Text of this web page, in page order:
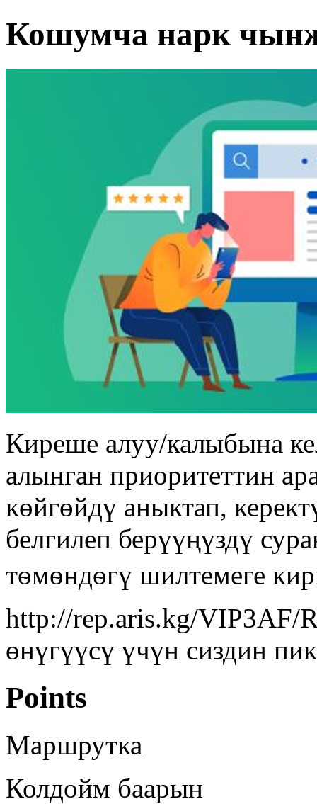
Кошумча нарк
Киреше алуу/калыбына
алынган приоритеттин
көйгөйдү аныктап,
белгилеп берүүңүздү
тѳмѳндѳгү шилтемеге
http://rep.aris.kg/VIP3AF/
өнүгүүсү үчүн сиздин
Points
Маршрутка
Колдойм баарын